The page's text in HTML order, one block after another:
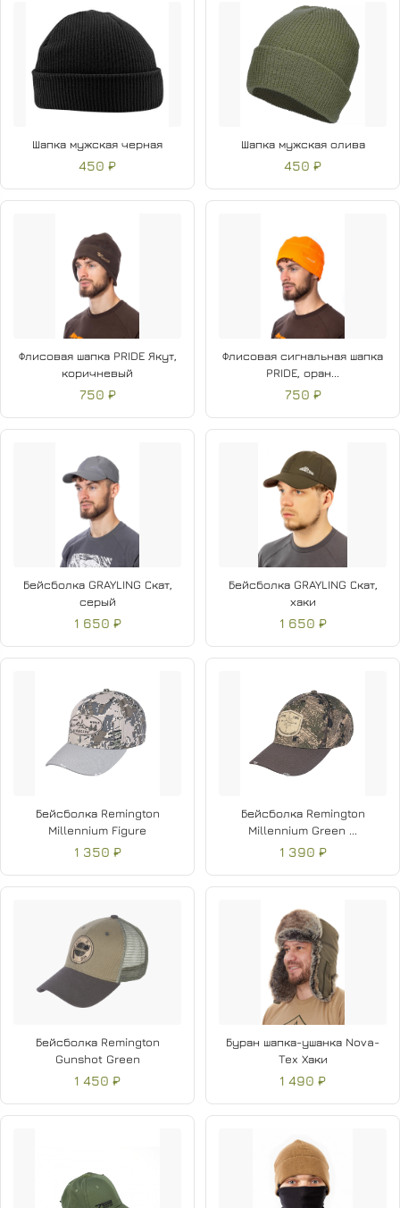
Шапка мужская черная
450 ₽
Шапка мужская олива
450 ₽
Флисовая шапка PRIDE Якут,
коричневый
750 ₽
Флисовая сигнальная шапка
PRIDE, оран...
750 ₽
Бейсболка GRAYLING Скат,
серый
1 650 ₽
Бейсболка GRAYLING Скат,
хаки
1 650 ₽
Бейсболка Remington
Millennium Figure
1 350 ₽
Бейсболка Remington
Millennium Green ...
1 390 ₽
Бейсболка Remington
Gunshot Green
1 450 ₽
Буран шапка-ушанка Nova-
Tex Хаки
1 490 ₽